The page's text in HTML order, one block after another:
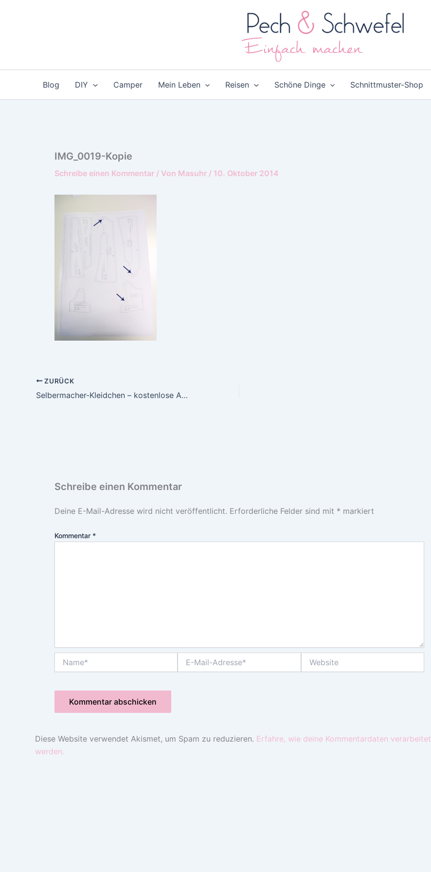
Blog DIY Camper Mein Leben Reisen Schöne Dinge Schnittmuster-Shop
IMG_0019-Kopie
Schreibe einen Kommentar / Von Masuhr / 10. Oktober 2014
ZURÜCK
Selbermacher-Kleidchen – kostenlose Anleitung wie man ein Kleid nähen kann
Schreibe einen Kommentar
Deine E-Mail-Adresse wird nicht veröffentlicht. Erforderliche Felder sind mit * markiert
Kommentar *
Mail-
Diese Website verwendet Akismet, um Spam zu reduzieren. Erfahre, wie deine Kommentardaten verarbeitet
werden.